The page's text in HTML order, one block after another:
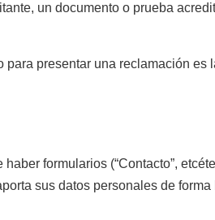
un documento o prueba
presentar una reclamación es
formularios (“Contacto”,
sus datos personales de